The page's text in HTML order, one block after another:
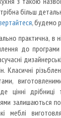
більш
, будемо
практична, в
до
Класичні
цінні
залишаються
меблі